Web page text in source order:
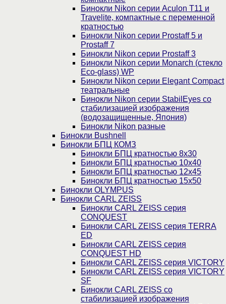
Бинокли Nikon серии Aculon T11 и
Travelite, компактные с переменной
кратностью
Бинокли Nikon серии Prostaff 5 и
Prostaff 7
Бинокли Nikon серии Prostaff 3
Бинокли Nikon серии Monarch (стекло
Eco-glass) WP
Бинокли Nikon серии Elegant Compact
театральные
Бинокли Nikon серии StabilEyes со
стабилизацией изображения
(водозащищенные, Япония)
Бинокли Nikon разные
Бинокли Bushnell
Бинокли БПЦ КОМЗ
Бинокли БПЦ кратностью 8х30
Бинокли БПЦ кратностью 10х40
Бинокли БПЦ кратностью 12х45
Бинокли БПЦ кратностью 15х50
Бинокли OLYMPUS
Бинокли CARL ZEISS
Бинокли CARL ZEISS серия
CONQUEST
Бинокли CARL ZEISS серия TERRA
ED
Бинокли CARL ZEISS серия
CONQUEST HD
Бинокли CARL ZEISS серия VICTORY
Бинокли CARL ZEISS серия VICTORY
SF
Бинокли CARL ZEISS со
стабилизацией изображения